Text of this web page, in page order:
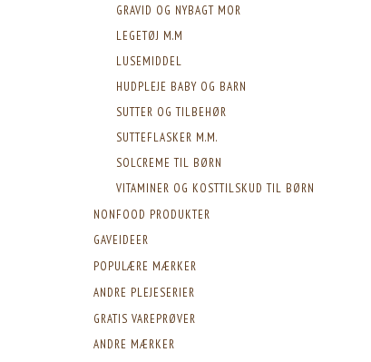
GRAVID OG NYBAGT MOR
LEGETØJ M.M
LUSEMIDDEL
HUDPLEJE BABY OG BARN
SUTTER OG TILBEHØR
SUTTEFLASKER M.M.
SOLCREME TIL BØRN
VITAMINER OG KOSTTILSKUD TIL BØRN
NONFOOD PRODUKTER
GAVEIDEER
POPULÆRE MÆRKER
ANDRE PLEJESERIER
GRATIS VAREPRØVER
ANDRE MÆRKER